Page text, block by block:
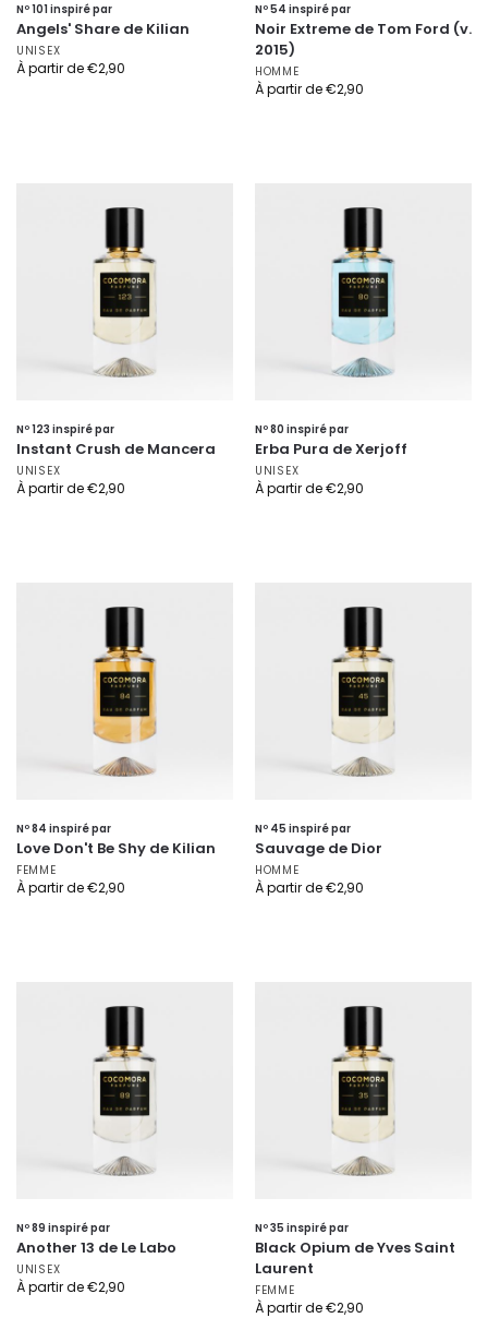
Nº 101 inspiré par
Angels' Share de Kilian
UNISEX
À partir de€2,90
Nº 54 inspiré par
Noir Extreme de Tom Ford (v.
2015)
HOMME
À partir de€2,90
Nº 123 inspiré par
Instant Crush de Mancera
UNISEX
À partir de€2,90
Nº 80 inspiré par
Erba Pura de Xerjoff
UNISEX
À partir de€2,90
Nº 84 inspiré par
Love Don't Be Shy de Kilian
FEMME
À partir de€2,90
Nº 45 inspiré par
Sauvage de Dior
HOMME
À partir de€2,90
Nº 89 inspiré par
Another 13 de Le Labo
UNISEX
À partir de€2,90
Nº 35 inspiré par
Black Opium de Yves Saint
Laurent
FEMME
À partir de€2,90